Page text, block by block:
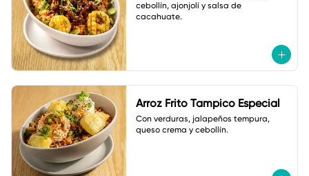
cebollín, ajonjolí y salsa de
cacahuate.
Arroz Frito Tampico Especial
Con verduras, jalapeños tempura,
queso crema y cebollín.